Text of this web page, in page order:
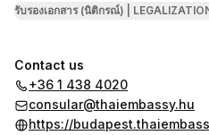
รับรองเอกสาร (นิติกรณ์) |
Contact us
+36 1 438 4020
consular@thaiembassy.hu
https://